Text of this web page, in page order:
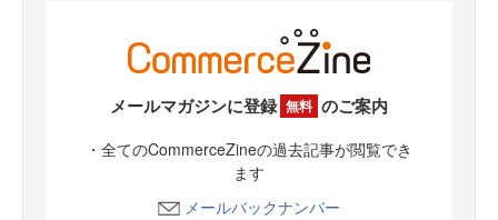
メールマガジンに登録 無料 のご案内
・全てのCommerceZineの過去記事が閲覧でき
ます
メールバックナンバー